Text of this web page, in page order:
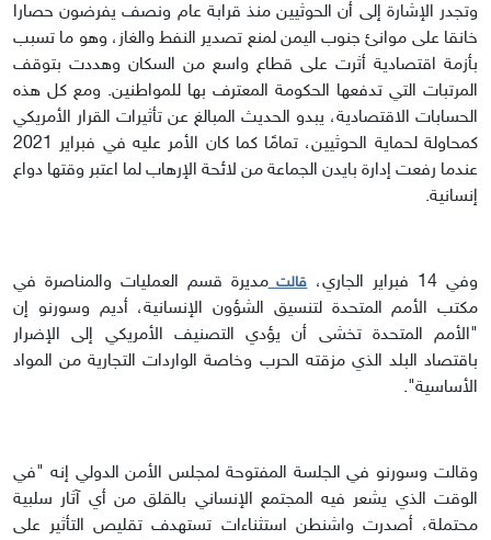
وتجدر الإشارة إلى أن الحوثيين منذ قرابة عام ونصف يفرضون حصارا
خانقا على موانئ جنوب اليمن لمنع تصدير النفط والغاز، وهو ما تسبب
بأزمة اقتصادية أثرت على قطاع واسع من السكان وهددت بتوقف
المرتبات التي تدفعها الحكومة المعترف بها للمواطنين. ومع كل هذه
الحسابات الاقتصادية، يبدو الحديث المبالغ عن تأثيرات القرار الأمريكي
كمحاولة لحماية الحوثيين، تمامًا كما كان الأمر عليه في فبراير 2021
عندما رفعت إدارة بايدن الجماعة من لائحة الإرهاب لما اعتبر وقتها دواع
إنسانية.
وفي 14 فبراير الجاري، قالتمديرة قسم العمليات والمناصرة في
مكتب الأمم المتحدة لتنسيق الشؤون الإنسانية، أديم وسورنو إن
"الأمم المتحدة تخشى أن يؤدي التصنيف الأمريكي إلى الإضرار
باقتصاد البلد الذي مزقته الحرب وخاصة الواردات التجارية من المواد
الأساسية".
وقالت وسورنو في الجلسة المفتوحة لمجلس الأمن الدولي إنه "في
الوقت الذي يشعر فيه المجتمع الإنساني بالقلق من أي آثار سلبية
محتملة، أصدرت واشنطن استثناءات تستهدف تقليص التأثير على